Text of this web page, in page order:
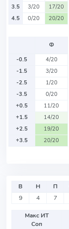
3.5
3/20
17/20
4.5
0/20 20/20
Ф
-0.5
4/20
-1.5
3/20
-2.5
1/20
-3.5
0/20
+0.5
11/20
+1.5
14/20
+2.5
19/20
+3.5
20/20
В Н П
9
4 7
Макс ИТ
Соп